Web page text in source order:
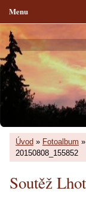
Úvod » Fotoalbum »
20150808_155852
Soutěž
Menu